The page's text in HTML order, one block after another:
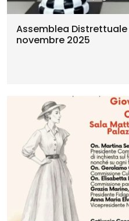
Assemblea
novembre 2025